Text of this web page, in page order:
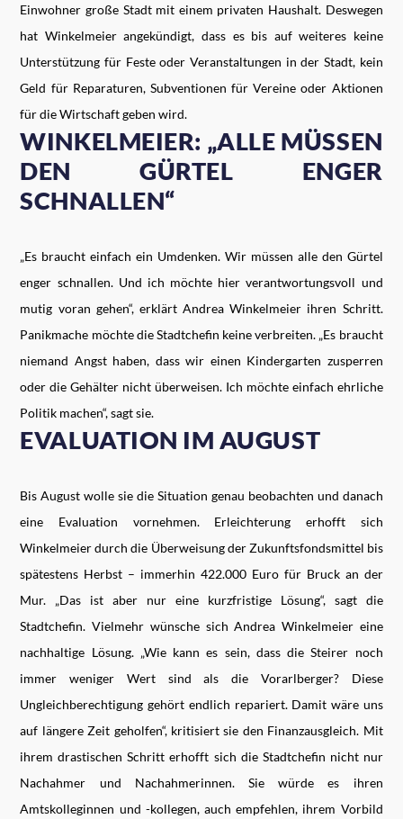
Einwohner große Stadt mit einem privaten Haushalt. Deswegen
hat Winkelmeier angekündigt, dass es bis auf weiteres keine
Unterstützung für Feste oder Veranstaltungen in der Stadt, kein
Geld für Reparaturen, Subventionen für Vereine oder Aktionen
für die Wirtschaft geben wird.
WINKELMEIER: „ALLE MÜSSEN
DEN GÜRTEL ENGER
SCHNALLEN“
„Es braucht einfach ein Umdenken. Wir müssen alle den Gürtel
enger schnallen. Und ich möchte hier verantwortungsvoll und
mutig voran gehen“, erklärt Andrea Winkelmeier ihren Schritt.
Panikmache möchte die Stadtchefin keine verbreiten. „Es braucht
niemand Angst haben, dass wir einen Kindergarten zusperren
oder die Gehälter nicht überweisen. Ich möchte einfach ehrliche
Politik machen“, sagt sie.
EVALUATION IM AUGUST
Bis August wolle sie die Situation genau beobachten und danach
eine Evaluation vornehmen. Erleichterung erhofft sich
Winkelmeier durch die Überweisung der Zukunftsfondsmittel bis
spätestens Herbst – immerhin 422.000 Euro für Bruck an der
Mur. „Das ist aber nur eine kurzfristige Lösung“, sagt die
Stadtchefin. Vielmehr wünsche sich Andrea Winkelmeier eine
nachhaltige Lösung. „Wie kann es sein, dass die Steirer noch
immer weniger Wert sind als die Vorarlberger? Diese
Ungleichberechtigung gehört endlich repariert. Damit wäre uns
auf längere Zeit geholfen“, kritisiert sie den Finanzausgleich. Mit
ihrem drastischen Schritt erhofft sich die Stadtchefin nicht nur
Nachahmer und Nachahmerinnen. Sie würde es ihren
Amtskolleginnen und -kollegen, auch empfehlen, ihrem Vorbild